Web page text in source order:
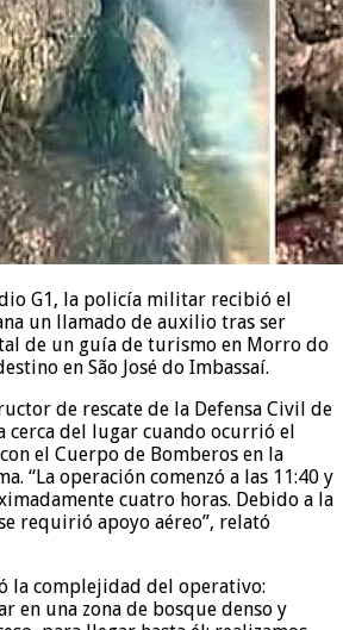
G1, la policía militar recibió el
un llamado de auxilio tras ser
de un guía de turismo en Morro do
en São José do Imbassaí.
de rescate de la Defensa Civil de
cerca del lugar cuando ocurrió el
el Cuerpo de Bomberos en la
“La operación comenzó a las 11:40 y
cuatro horas. Debido a la
requirió apoyo aéreo”, relató
la complejidad del operativo:
en una zona de bosque denso y